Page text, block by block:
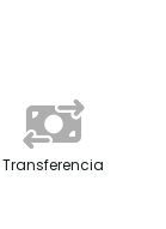
Transferencia